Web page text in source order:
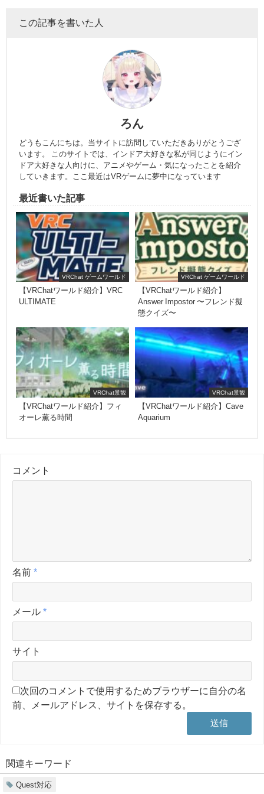
この記事を書いた人
ろん
どうもこんにちは。当サイトに訪問していただきありがとうござ
います。 このサイトでは、インドア大好きな私が同じようにイン
ドア大好きな人向けに、アニメやゲーム・気になったことを紹介
していきます。ここ最近はVRゲームに夢中になっています
最近書いた記事
VRChat ゲームワールド
【VRChatワールド紹介】VRC
ULTIMATE
VRChat ゲームワールド
【VRChatワールド紹介】
Answer Impostor 〜フレンド擬
態クイズ〜
VRChat景観
【VRChatワールド紹介】フィ
オーレ薫る時間
VRChat景観
【VRChatワールド紹介】Cave
Aquarium
コメント
名前 *
メール *
サイト
次回のコメントで使用するためブラウザーに自分の名
前、メールアドレス、サイトを保存する。
関連キーワード
Quest対応